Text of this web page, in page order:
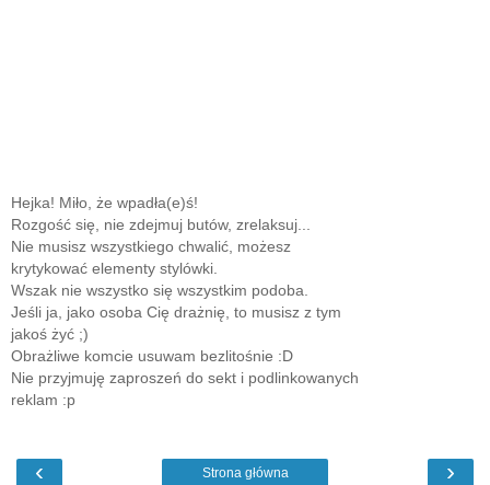
Hejka! Miło, że wpadła(e)ś!
Rozgość się, nie zdejmuj butów, zrelaksuj...
Nie musisz wszystkiego chwalić, możesz
krytykować elementy stylówki.
Wszak nie wszystko się wszystkim podoba.
Jeśli ja, jako osoba Cię drażnię, to musisz z tym
jakoś żyć ;)
Obrażliwe komcie usuwam bezlitośnie :D
Nie przyjmuję zaproszeń do sekt i podlinkowanych
reklam :p
‹ ›
Strona główna